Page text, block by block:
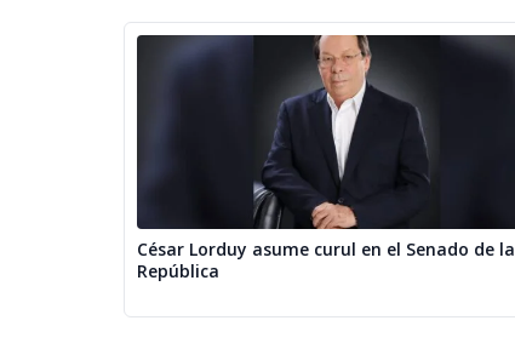
César Lorduy asume curul en el Senado de la
República